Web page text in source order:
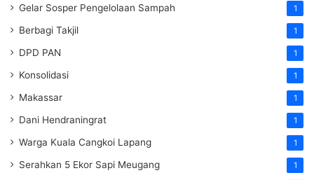
Gelar Sosper Pengelolaan Sampah 1
Berbagi Takjil 1
DPD PAN 1
Konsolidasi 1
Makassar 1
Dani Hendraningrat 1
Warga Kuala Cangkoi Lapang 1
Serahkan 5 Ekor Sapi Meugang 1